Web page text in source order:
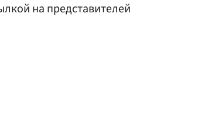
на представителей